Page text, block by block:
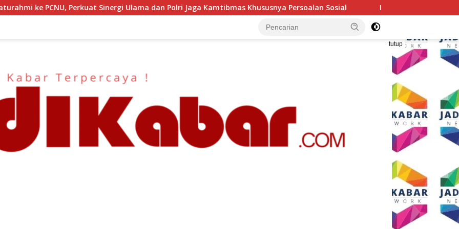
Ulama dan Polri Jaga Kamtibmas Khususnya Persoalan Sosial Polresta Malang Kota Gelar Makan Bersama dan
tutup